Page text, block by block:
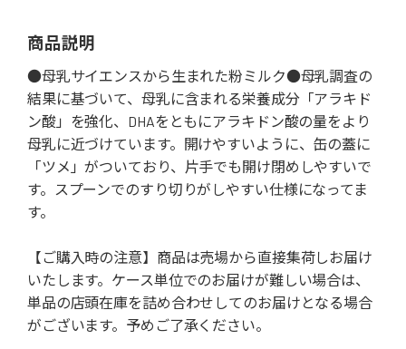
商品説明
●母乳サイエンスから生まれた粉ミルク●母乳調査の
結果に基づいて、母乳に含まれる栄養成分「アラキド
ン酸」を強化、DHAをともにアラキドン酸の量をより
母乳に近づけています。開けやすいように、缶の蓋に
「ツメ」がついており、片手でも開け閉めしやすいで
す。スプーンでのすり切りがしやすい仕様になってま
す。
【ご購入時の注意】商品は売場から直接集荷しお届け
いたします。ケース単位でのお届けが難しい場合は、
単品の店頭在庫を詰め合わせしてのお届けとなる場合
がございます。予めご了承ください。